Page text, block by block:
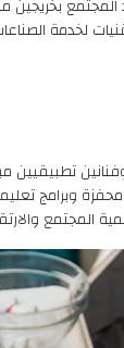
المجتمع
لخدمة
تطبيقيين
وبرامج
المجتمع